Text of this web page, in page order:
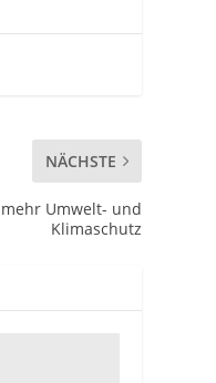
NÄCHSTE
Umwelt- und
Klimaschutz